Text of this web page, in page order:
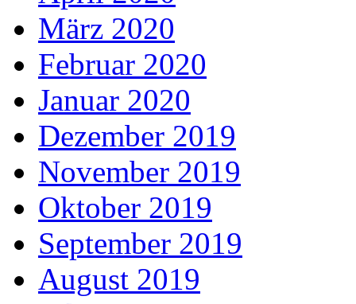
März 2020
Februar 2020
Januar 2020
Dezember 2019
November 2019
Oktober 2019
September 2019
August 2019